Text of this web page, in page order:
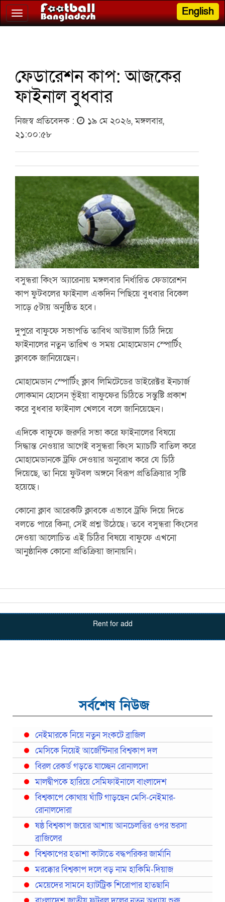
Toggle
navigation
English
ফেডারেশন কাপ: আজকের
ফাইনাল বুধবার
নিজস্ব প্রতিবেদক :
১৯ মে ২০২৬, মঙ্গলবার,
২১:০০:৫৮
বসুন্ধরা কিংস অ্যারেনায় মঙ্গলবার নির্ধারিত ফেডারেশন
কাপ ফুটবলের ফাইনাল একদিন পিছিয়ে বুধবার বিকেল
সাড়ে ৫টায় অনুষ্ঠিত হবে।
দুপুরে বাফুফে সভাপতি তাবিথ আউয়াল চিঠি দিয়ে
ফাইনালের নতুন তারিখ ও সময় মোহামেডান স্পোর্টিং
ক্লাবকে জানিয়েছেন।
মোহামেডান স্পোর্টিং ক্লাব লিমিটেডের ডাইরেক্টর ইনচার্জ
লোকমান হোসেন ভূঁইয়া বাফুফের চিঠিতে সন্তুষ্টি প্রকাশ
করে বুধবার ফাইনাল খেলবে বলে জানিয়েছেন।
এদিকে বাফুফে জরুরি সভা করে ফাইনালের বিষয়ে
সিদ্ধান্ত নেওয়ার আগেই বসুন্ধরা কিংস ম্যাচটি বাতিল করে
মোহামেডানকে ট্রফি দেওয়ার অনুরোধ করে যে চিঠি
দিয়েছে, তা নিয়ে ফুটবল অঙ্গনে বিরূপ প্রতিক্রিয়ার সৃষ্টি
হয়েছে।
কোনো ক্লাব আরেকটি ক্লাবকে এভাবে ট্রফি দিয়ে দিতে
বলতে পারে কিনা, সেই প্রশ্ন উঠেছে। তবে বসুন্ধরা কিংসের
দেওয়া আলোচিত এই চিঠির বিষয়ে বাফুফে এখনো
আনুষ্ঠানিক কোনো প্রতিক্রিয়া জানায়নি।
Rent for add
সর্বশেষ নিউজ
নেইমারকে নিয়ে নতুন সংকটে ব্রাজিল
মেসিকে নিয়েই আর্জেন্টিনার বিশ্বকাপ দল
বিরল রেকর্ড গড়তে যাচ্ছেন রোনালদো
মালদ্বীপকে হারিয়ে সেমিফাইনালে বাংলাদেশ
বিশ্বকাপে কোথায় ঘাঁটি গাড়ছেন মেসি-নেইমার-
রোনালদোরা
ষষ্ঠ বিশ্বকাপ জয়ের আশায় আনচেলত্তির ওপর ভরসা
ব্রাজিলের
বিশ্বকাপের হতাশা কাটাতে বদ্ধপরিকর জার্মানি
মরক্কোর বিশ্বকাপ দলে বড় নাম হাকিমি-দিয়াজ
মেয়েদের সামনে হ্যাটট্রিক শিরোপার হাতছানি